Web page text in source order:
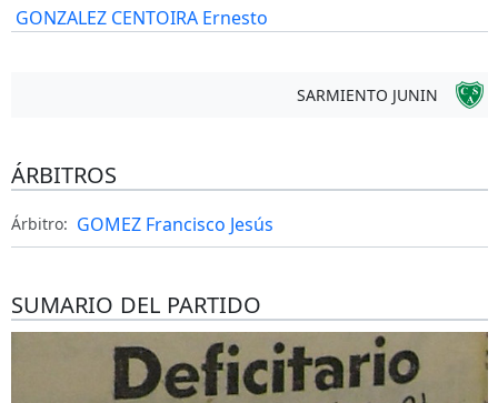
GONZALEZ CENTOIRA Ernesto
SARMIENTO JUNIN
ÁRBITROS
Árbitro: GOMEZ Francisco Jesús
SUMARIO DEL PARTIDO